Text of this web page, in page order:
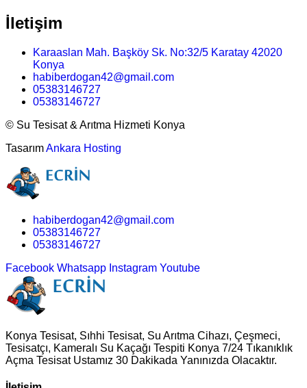
İletişim
Karaaslan Mah. Başköy Sk. No:32/5 Karatay 42020
Konya
habiberdogan42@gmail.com
05383146727
05383146727
© Su Tesisat & Arıtma Hizmeti Konya
TasarımAnkara Hosting
habiberdogan42@gmail.com
05383146727
05383146727
Facebook Whatsapp Instagram Youtube
Konya Tesisat, Sıhhi Tesisat, Su Arıtma Cihazı, Çeşmeci,
Tesisatçı, Kameralı Su Kaçağı Tespiti Konya 7/24 Tıkanıklık
Açma Tesisat Ustamız 30 Dakikada Yanınızda Olacaktır.